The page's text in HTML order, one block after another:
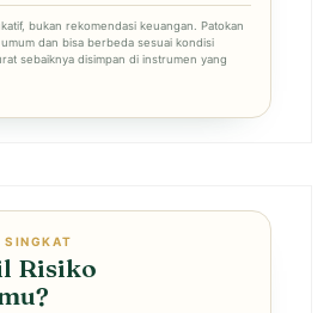
bukan rekomendasi keuangan. Patokan
dan bisa berbeda sesuai kondisi
sebaiknya disimpan di instrumen yang
SINGKAT
Risiko